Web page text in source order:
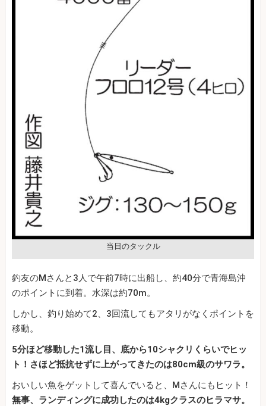
当日のタックル
釣友のMさんと3人で午前7時に出船し、約40分で青海島沖
のポイントに到着。水深は約70m。
しかし、釣り始めて2、3回流してもアタリがなくポイントを
移動。
5分ほど移動した1流し目、底から10シャクリくらいでヒッ
ト！さほど抵抗せずに上がってきたのは80cm級のサワラ。
おいしい魚をゲットして喜んでいると、Mさんにもヒット！
無事、ランディングに成功したのは4kgクラスのヒラマサ。